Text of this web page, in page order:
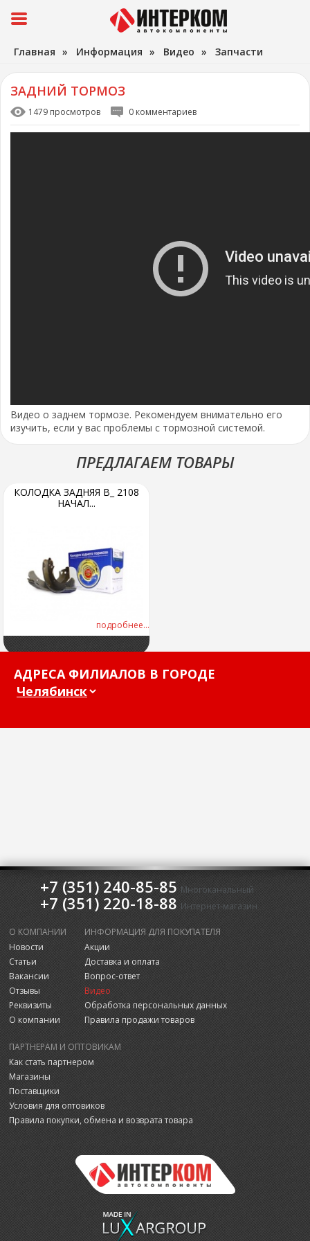
Главная » Информация » Видео » Запчасти
ЗАДНИЙ ТОРМОЗ
1479 просмотров 0 комментариев
Видео о заднем тормозе. Рекомендуем внимательно его
изучить, если у вас проблемы с тормозной системой.
ПРЕДЛАГАЕМ ТОВАРЫ
КОЛОДКА ЗАДНЯЯ В_ 2108
НАЧАЛ...
подробнее...
АДРЕСА ФИЛИАЛОВ В ГОРОДЕ
+7 (351) 240-85-85 Многоканальный
+7 (351) 220-18-88 Интернет-магазин
О КОМПАНИИ
Новости
Статьи
Вакансии
Отзывы
Реквизиты
О компании
ИНФОРМАЦИЯ ДЛЯ ПОКУПАТЕЛЯ
Акции
Доставка и оплата
Вопрос-ответ
Видео
Обработка персональных данных
Правила продажи товаров
ПАРТНЕРАМ И ОПТОВИКАМ
Как стать партнером
Магазины
Поставщики
Условия для оптовиков
Правила покупки, обмена и возврата товара